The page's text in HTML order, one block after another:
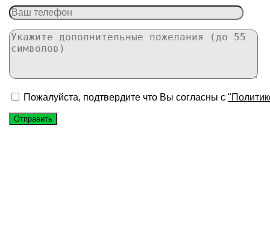
Пожалуйста, подтвердите что Вы согласны с